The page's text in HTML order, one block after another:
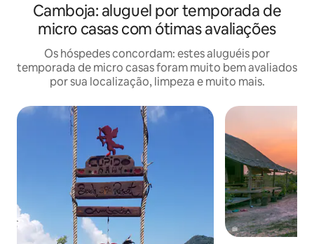
Camboja: aluguel por temporada de
micro casas com ótimas avaliações
Os hóspedes concordam: estes aluguéis por
temporada de micro casas foram muito bem avaliados
por sua localização, limpeza e muito mais.